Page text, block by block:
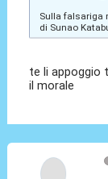
Sulla falsariga
di Sunao
te li appoggio
il morale